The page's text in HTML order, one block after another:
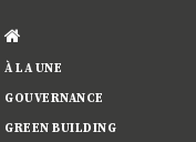
À LA UNE
GOUVERNANCE
GREEN BUILDING